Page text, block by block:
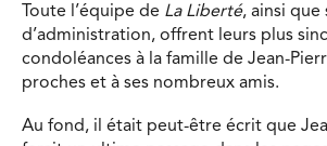
Toute l’équipe de La Liberté, ainsi que
d’administration, offrent leurs plus
condoléances à la famille de Jean-
proches et à ses nombreux amis.
Au fond, il était peut-être écrit que